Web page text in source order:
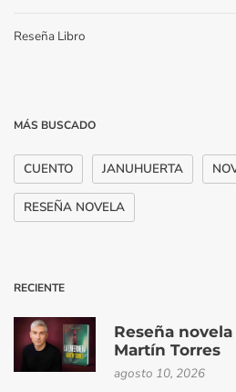
Reseña Libro
MÁS BUSCADO
CUENTO JANUHUERTA
RESEÑA NOVELA
RECIENTE
Reseña
Martín Torres
agosto 10, 2026